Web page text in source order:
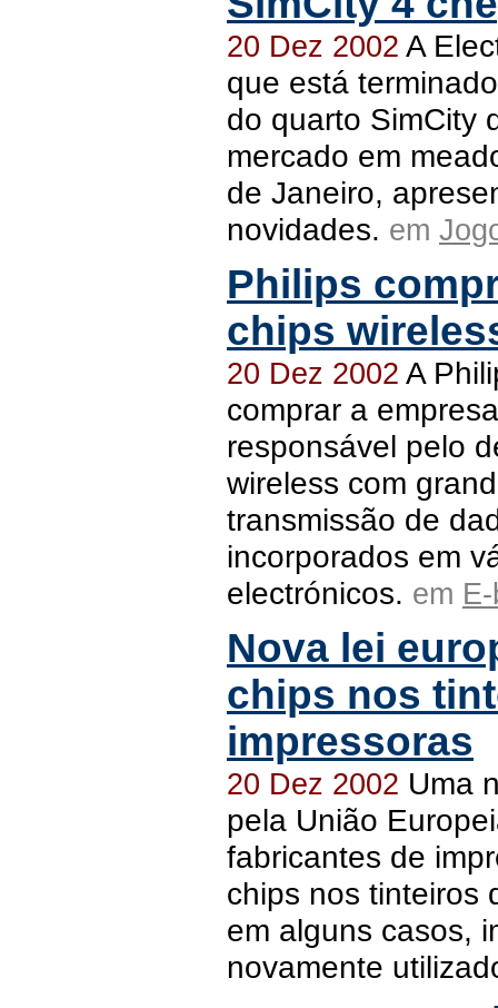
20 Dez 2002 A
que está
do quarto SimCity
mercado em
de Janeiro,
novidades. em
Philips
chips
20 Dez 2002 A
comprar a
responsável pelo
wireless com
transmissão de
incorporados em
electrónicos. em
Nova lei
chips nos
impressoras
20 Dez 2002 Uma
pela União
fabricantes de
chips nos tinteiros
em alguns casos,
novamente